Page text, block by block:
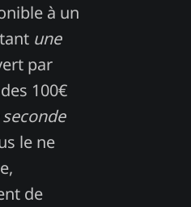
à un
une
par
100€
le ne
de